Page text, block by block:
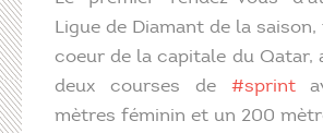
Ligue de Diamant de la
coeur de la capitale du Qatar,
deux courses de #sprint
mètres féminin et un 200